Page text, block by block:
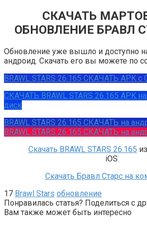
СКАЧАТЬ
ОБНОВЛЕНИЕ БРАВЛ
Обновление уже вышло и доступно
андроид. Скачать его вы можете по
BRAWL STARS 26.165 СКАЧАТЬ APK с
СКАЧАТЬ BRAWL STARS 26.165 APK
диск
BRAWL STARS 26.165 СКАЧАТЬ на
BRAWL STARS 26.165 СКАЧАТЬ на
Скачать BRAWL STARS 26.165
iOS
Скачать Бравл Старс на
17 Brawl Stars обновление
Понравилась статья? Поделиться с
Вам также может быть интересно